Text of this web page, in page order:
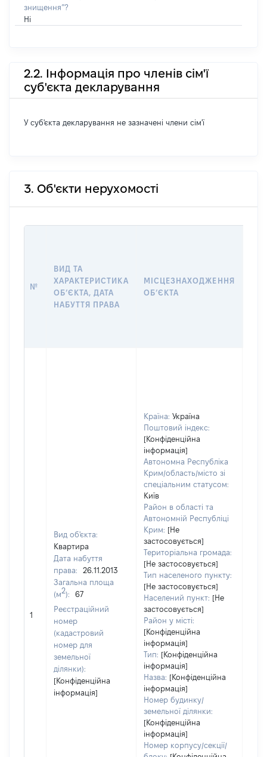
знищення”?
Ні
2.2. Інформація про членів сім'ї
суб'єкта декларування
У суб'єкта декларування не зазначені члени сім'ї
3. Об'єкти нерухомості
№
ВИД ТА
ХАРАКТЕРИСТИКА
ОБʼЄКТА, ДАТА
НАБУТТЯ ПРАВА
МІСЦЕЗНАХОДЖЕННЯ
ОБʼЄКТА
1
Вид об'єкта:
Квартира
Дата набуття
права:
26.11.2013
Загальна площа
(м2):
67
Реєстраційний
номер
(кадастровий
номер для
земельної
ділянки):
[Конфіденційна
інформація]
Країна: Україна
Поштовий індекс:
[Конфіденційна
інформація]
Автономна Республіка
Крим/область/місто зі
спеціальним статусом:
Київ
Район в області та
Автономній Республіці
Крим: [Не
застосовується]
Територіальна громада:
[Не застосовується]
Тип населеного пункту:
[Не застосовується]
Населений пункт: [Не
застосовується]
Район у місті:
[Конфіденційна
інформація]
Тип: [Конфіденційна
інформація]
Назва: [Конфіденційна
інформація]
Номер будинку/
земельної ділянки:
[Конфіденційна
інформація]
Номер корпусу/секції/